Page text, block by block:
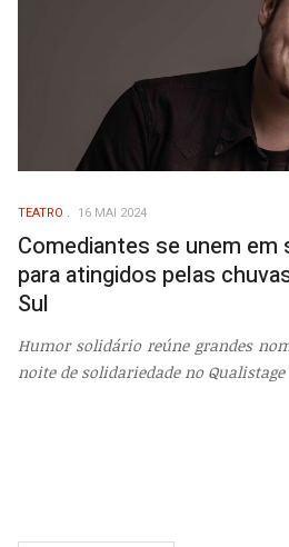
TEATRO 16 MAI 2024
Comediantes se unem
para atingidos pelas
Sul
Humor solidário reúne grandes
noite de solidariedade no Qualistage